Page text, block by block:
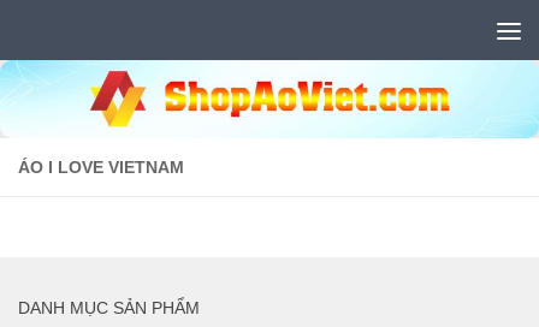
ÁO I LOVE VIETNAM
DANH MỤC SẢN PHẨM